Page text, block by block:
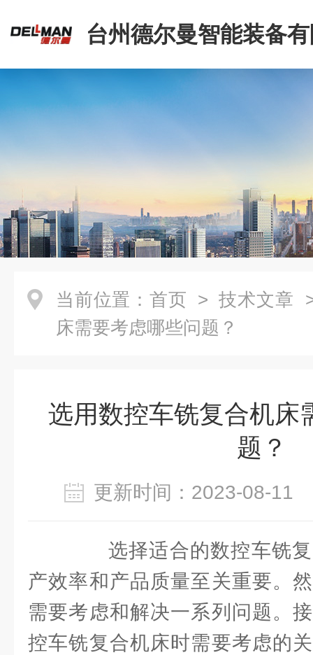
台州德尔曼智能装备
当前位置： 首页 > 技术文章
床需要考虑哪些问题？
选用数控车铣复合机床
题？
更新时间：2023-08-
选择适合的数控车铣复
产效率和产品质量至关重要。
需要考虑和解决一系列问题。
控车铣复合机床时需要考虑的